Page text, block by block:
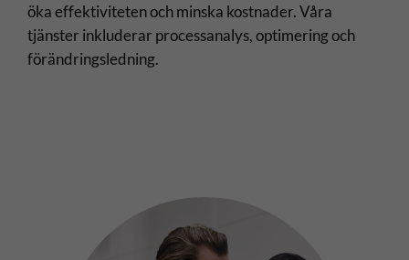
öka effektiviteten och minska kostnader. Våra
tjänster inkluderar processanalys, optimering och
förändringsledning.